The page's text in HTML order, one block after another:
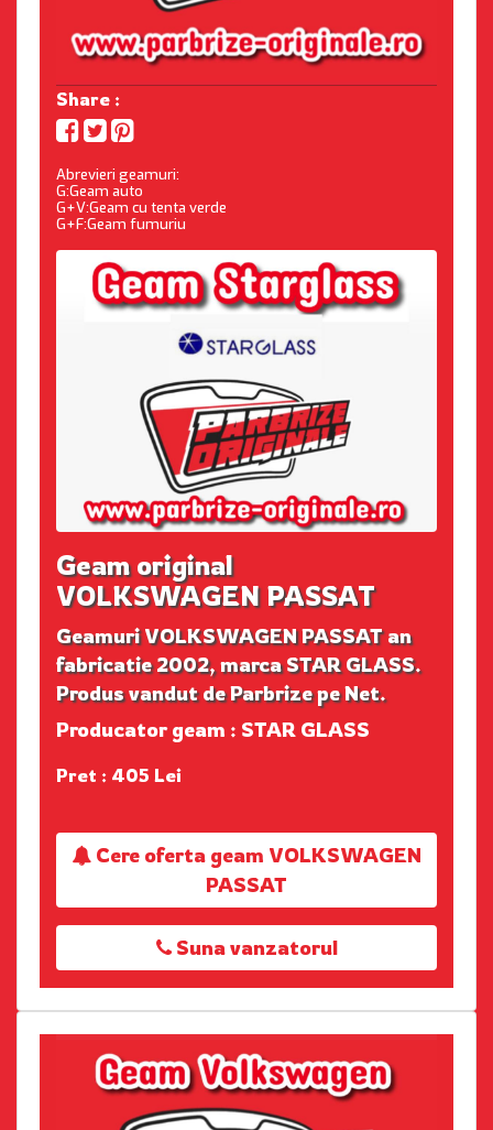
Share :
Abrevieri geamuri:
G:Geam auto
G+V:Geam cu tenta verde
G+F:Geam fumuriu
Geam original
VOLKSWAGEN PASSAT
Geamuri VOLKSWAGEN PASSAT an
fabricatie 2002, marca STAR GLASS.
Produs vandut de Parbrize pe Net.
Producator geam : STAR GLASS
Pret : 405 Lei
Cere oferta geam VOLKSWAGEN
PASSAT
Suna vanzatorul